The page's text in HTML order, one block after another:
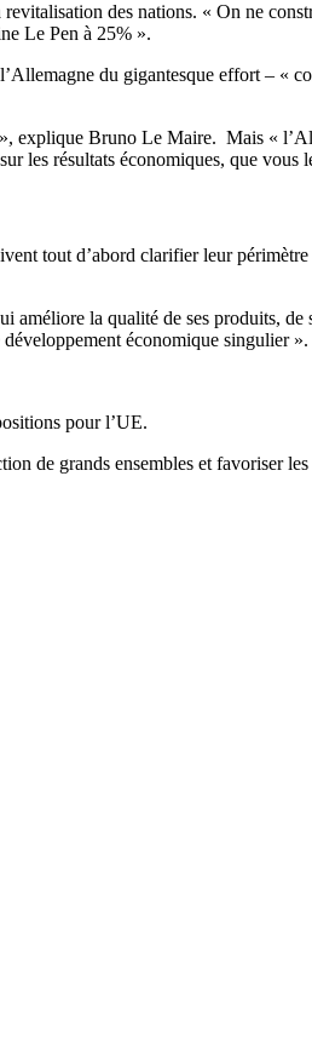
des nations. « On ne
Le Pen à 25% ».
du gigantesque effort – «
explique Bruno Le Maire. Mais «
les résultats économiques, que vous
tout d’abord clarifier leur
la qualité de ses produits,
économique singulier ».
pour l’UE.
de grands ensembles et favoriser